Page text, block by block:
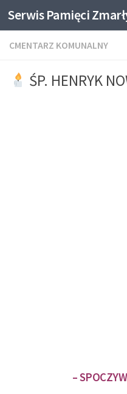
Skip to content
Serwis Pamięci
CMENTARZ KOMUNALNY
ŚP. HENRYK
–